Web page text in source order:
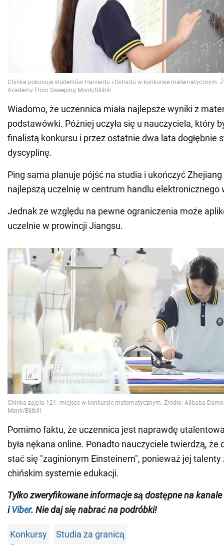
Wiadomo, że uczennica miała najlepsze wyniki z
podstawówki. Później uczyła się u nauczyciela, który
finalistą konkursu i przez ostatnie dwa lata dogłębnie
dyscyplinę.
Ping sama planuje pójść na studia i ukończyć
najlepszą uczelnię w centrum handlu elektronicznego
Jednak ze względu na pewne ograniczenia może
uczelnie w prowincji Jiangsu.
Pomimo faktu, że uczennica jest naprawdę
była nękana online. Ponadto nauczyciele twierdzą, że
stać się "zaginionym Einsteinem", ponieważ jej
chińskim systemie edukacji.
Tylko zweryfikowane informacjesą dostępne nakanale
iViber. Nie daj się nabrać na podróbki!
Konkursy Studia za granicą